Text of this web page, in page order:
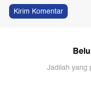
Kirim Komentar
Jadilah yang